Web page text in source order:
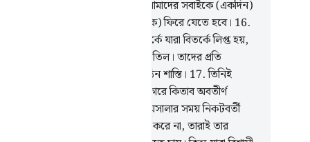
মাঝে কোন ঝগড়া নেই। আল্লাহ আমাদের সবাইকে (একদিন)
করবেন, আর তাঁর কাছেই (সকলকে) ফিরে যেতে হবে। 16.
আহবানে সাড়া দেয়ার পর সে সম্পর্কে যারা বিতর্কে লিপ্ত হয়,
দলীল প্রমাণ তাদের রব্ব-এর কাছে বাতিল। তাদের প্রতি
গযব আর তাদের জন্য আছে কঠিন শাস্তি। 17.তিনিই
যিনি সত্য ও ইনসাফের মানদন্ড সহকারে কিতাব অবতীর্ণ
তুমি কি জান, সম্ভবতঃ চূড়ান্ত ফয়সালার সময় নিকটবর্তী
যে সব লোক তাতে বিশ্বাস করে না, তারাই তার